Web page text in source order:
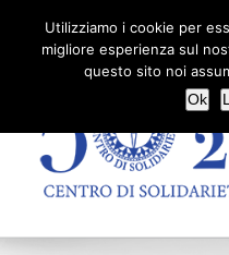
contenuto
Utilizziamo i cookie per
migliore esperienza sul
questo sito noi
Ok